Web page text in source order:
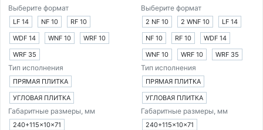
Выберите формат
LF 14 NF 10
RF 10
WDF 14
WNF 10
WRF 10
WRF 35
Тип исполнения
ПРЯМАЯ ПЛИТКА
УГЛОВАЯ ПЛИТКА
Габаритные размеры, мм
240+115×10×71
Выберите формат
2 NF 10 2 WNF 10
LF 14
NF 10
RF 10
WDF 14
WNF 10
WRF 10 WRF 35
Тип исполнения
ПРЯМАЯ ПЛИТКА
УГЛОВАЯ ПЛИТКА
Габаритные размеры, мм
240+115×10×71